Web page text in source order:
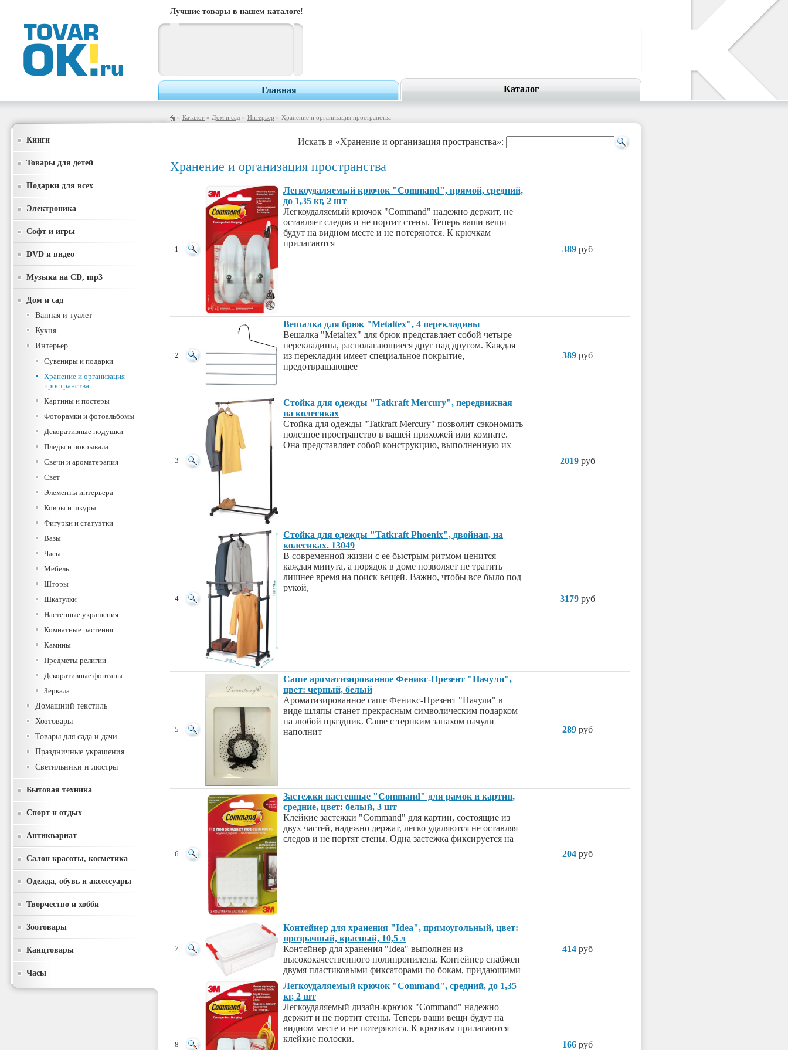
Лучшие товары в нашем каталоге!
Главная Каталог
» Каталог » Дом и сад » Интерьер » Хранение и организация пространства
Книги
Товары для детей
Подарки для всех
Электроника
Софт и игры
DVD и видео
Музыка на CD, mp3
Дом и сад
Ванная и туалет
Кухня
Интерьер
Сувениры и подарки
Хранение и организация
пространства
Картины и постеры
Фоторамки и фотоальбомы
Декоративные подушки
Пледы и покрывала
Свечи и ароматерапия
Свет
Элементы интерьера
Ковры и шкуры
Фигурки и статуэтки
Вазы
Часы
Мебель
Шторы
Шкатулки
Настенные украшения
Комнатные растения
Камины
Предметы религии
Декоративные фонтаны
Зеркала
Домашний текстиль
Хозтовары
Товары для сада и дачи
Праздничные украшения
Светильники и люстры
Бытовая техника
Спорт и отдых
Антиквариат
Салон красоты, косметика
Одежда, обувь и аксессуары
Творчество и хобби
Зоотовары
Канцтовары
Часы
Искать в «Хранение и организация пространства»:
Хранение и организация пространства
1
Легкоудаляемый крючок "Command", прямой, средний,
до 1,35 кг, 2 шт
Легкоудаляемый крючок "Command" надежно держит, не
оставляет следов и не портит стены. Теперь ваши вещи
будут на видном месте и не потеряются. К крючкам
прилагаются
389 руб
2
Вешалка для брюк "Metaltex", 4 перекладины
Вешалка "Metaltex" для брюк представляет собой четыре
перекладины, располагающиеся друг над другом. Каждая
из перекладин имеет специальное покрытие,
предотвращающее
389 руб
3
Стойка для одежды "Tatkraft Mercury", передвижная
на колесиках
Стойка для одежды "Tatkraft Mercury" позволит сэкономить
полезное пространство в вашей прихожей или комнате.
Она представляет собой конструкцию, выполненную их
2019 руб
4
Стойка для одежды "Tatkraft Phoenix", двойная, на
колесиках. 13049
В современной жизни с ее быстрым ритмом ценится
каждая минута, а порядок в доме позволяет не тратить
лишнее время на поиск вещей. Важно, чтобы все было под
рукой,
3179 руб
5
Саше ароматизированное Феникс-Презент "Пачули",
цвет: черный, белый
Ароматизированное саше Феникс-Презент "Пачули" в
виде шляпы станет прекрасным символическим подарком
на любой праздник. Саше с терпким запахом пачули
наполнит
289 руб
6
Застежки настенные "Command" для рамок и картин,
средние, цвет: белый, 3 шт
Клейкие застежки "Command" для картин, состоящие из
двух частей, надежно держат, легко удаляются не оставляя
следов и не портят стены. Одна застежка фиксируется на
204 руб
7
Контейнер для хранения "Idea", прямоугольный, цвет:
прозрачный, красный, 10,5 л
Контейнер для хранения "Idea" выполнен из
высококачественного полипропилена. Контейнер снабжен
двумя пластиковыми фиксаторами по бокам, придающими
414 руб
8
Легкоудаляемый крючок "Command", средний, до 1,35
кг, 2 шт
Легкоудаляемый дизайн-крючок "Command" надежно
держит и не портит стены. Теперь ваши вещи будут на
видном месте и не потеряются. К крючкам прилагаются
клейкие полоски.
166 руб